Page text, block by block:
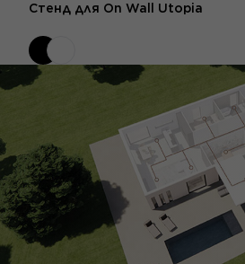
Стенд для On Wall Utopia